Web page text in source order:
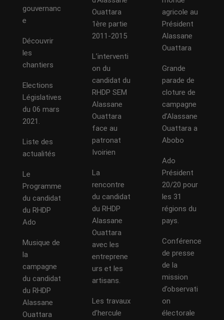
gouvernanc
e
Découvrir
les
chantiers
Elections
Législatives
du 06 mars
2021.
Liste des
actualités
Le
Programme
du candidat
du RHDP
Ado
Musique de
la
campagne
du candidat
du RHDP
Alassane
Ouattara
Ouattara
1ère partie
2011-2015
L’interventi
on du
candidat du
RHDP SEM
Alassane
Ouattara
face au
patronat
Ivoirien
La
rencontre
du candidat
du RHDP
Alassane
Ouattara
avec les
entreprene
urs et les
artisans.
Les travaux
d’hercule
agricole au
Président
Alassane
Ouattara
Grande
parade de
cloture de
campagne
d’Alassane
Ouattara a
Abobo
Ado
Président
20/20 pour
les 31
régions du
pays.
Conférence
de presse
de la
mission
d’observati
on
électorale